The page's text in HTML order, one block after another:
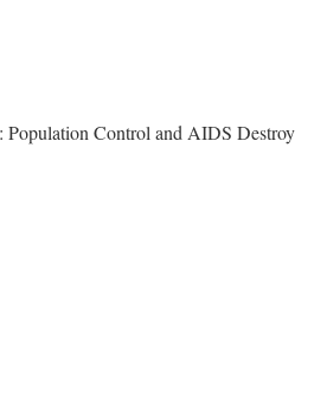
Population Control and AIDS Destroy